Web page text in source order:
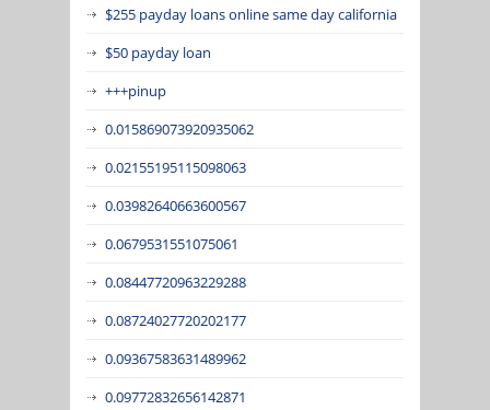
$255 payday loans online same day california
$50 payday loan
+++pinup
0.015869073920935062
0.02155195115098063
0.03982640663600567
0.0679531551075061
0.08447720963229288
0.08724027720202177
0.09367583631489962
0.09772832656142871